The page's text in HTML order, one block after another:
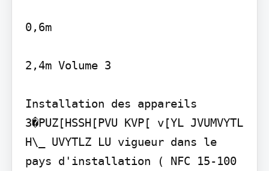
0,6m
2,4m Volume 3
Installation des appareils
3�PUZ[HSSH[PVU KVP[ v[YL JVUMVYTL
H\_ UVYTLZ LU vigueur dans le
pays d'installation ( NFC 15-100